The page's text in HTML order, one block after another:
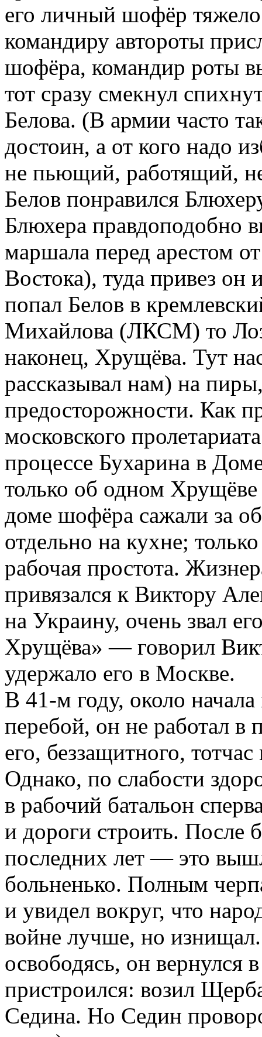
его личный шофёр
командиру автороты
шофёра, командир роты
тот сразу смекнул
Белова. (В армии часто
достоин, а от кого надо
не пьющий, работящий,
Белов понравился
Блюхера правдоподобно
маршала перед арестом
Востока), туда привез он
попал Белов в
Михайлова (ЛКСМ) то
наконец, Хрущёва. Тут
рассказывал нам) на
предосторожности. Как
московского
процессе Бухарина в
только об одном Хрущёве
доме шофёра сажали за
отдельно на кухне;
рабочая простота.
привязался к Виктору
на Украину, очень звал
Хрущёва» — говорил
удержало его в Москве.
В 41-м году, около
перебой, он не работал в
его, беззащитного,
Однако, по слабости
в рабочий батальон
и дороги строить. После
последних лет — это
больненько. Полным
и увидел вокруг, что
войне лучше, но
освободясь, он вернулся
пристроился: возил
Седина. Но Седин